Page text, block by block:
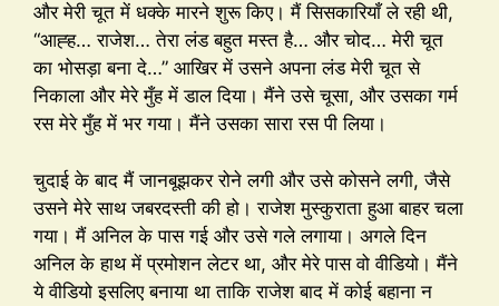
और मेरी चूत में धक्के मारने शुरू किए। मैं सिसकारियाँ ले रही थी,
“आह्ह… राजेश… तेरा लंड बहुत मस्त है… और चोद… मेरी चूत
का भोसड़ा बना दे…” आखिर में उसने अपना लंड मेरी चूत से
निकाला और मेरे मुँह में डाल दिया। मैंने उसे चूसा, और उसका गर्म
रस मेरे मुँह में भर गया। मैंने उसका सारा रस पी लिया।
चुदाई के बाद मैं जानबूझकर रोने लगी और उसे कोसने लगी, जैसे
उसने मेरे साथ जबरदस्ती की हो। राजेश मुस्कुराता हुआ बाहर चला
गया। मैं अनिल के पास गई और उसे गले लगाया। अगले दिन
अनिल के हाथ में प्रमोशन लेटर था, और मेरे पास वो वीडियो। मैंने
ये वीडियो इसलिए बनाया था ताकि राजेश बाद में कोई बहाना न